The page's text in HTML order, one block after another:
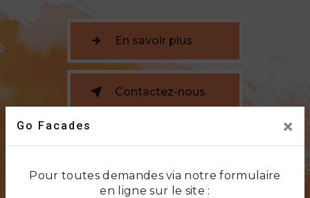
Go Facades ×
Pour toutes demandes via notre formulaire
en ligne sur le site :
En savoir plus
Contactez-nous